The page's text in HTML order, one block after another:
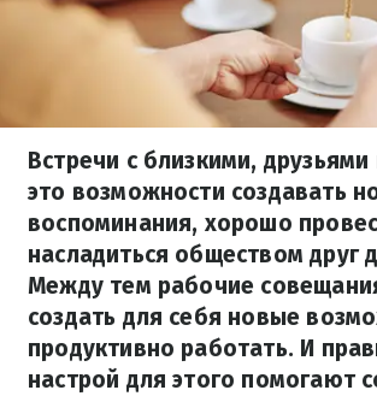
Встречи с близкими, друзьями
это возможности создавать
воспоминания, хорошо
насладиться обществом друг
Между тем рабочие
создать для себя новые
продуктивно работать. И
настрой для этого помогают